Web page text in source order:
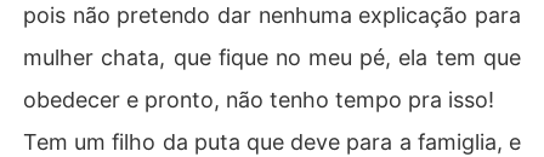
pois não pretendo dar nenhuma explicação para
mulher chata, que fique no meu pé, ela tem que
obedecer e pronto, não tenho tempo pra isso!
Tem um filho da puta que deve para a famiglia, e